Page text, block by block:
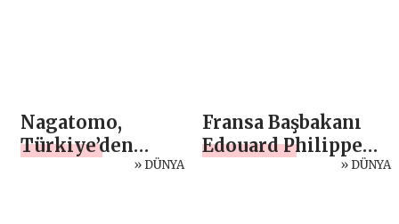
Nagatomo,
Türkiye’den
» DÜNYA
Fransa Başbakanı
Edouard Philippe
» DÜNYA